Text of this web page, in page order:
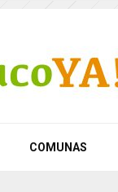
COMUNAS